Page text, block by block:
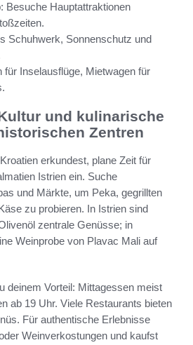
Besuche Hauptattraktionen
Schuhwerk, Sonnenschutz und
für Inselausflüge, Mietwagen für
und kulinarische
Zentren
erkundest, plane Zeit für
Istrien ein. Suche
und Märkte, um Peka, gegrillten
zu probieren. In Istrien sind
zentrale Genüsse; in
Weinprobe von Plavac Mali auf
deinem Vorteil: Mittagessen meist
ab 19 Uhr. Viele Restaurants bieten
Für authentische Erlebnisse
Weinverkostungen und kaufst